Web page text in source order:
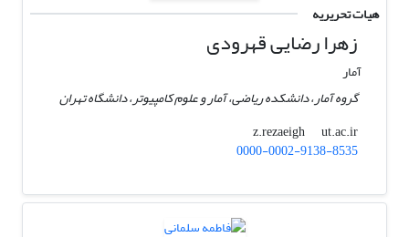
هیات تحریریه
زهرا رضایی قهرودی
آمار
گروه آمار، دانشکده ریاضی، آمار و علوم کامپیوتر، دانشگاه تهران
z.rezaeigh
ut.ac.ir
0000-0002-9138-8535